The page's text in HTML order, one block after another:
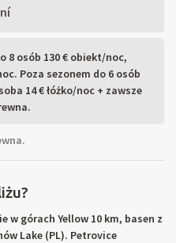
8 osób 130 € obiekt/noc,
Poza sezonem do 6 osób
14 € łóżko/noc + zawsze
w górach Yellow 10 km, basen z
Lake (PL). Petrovice